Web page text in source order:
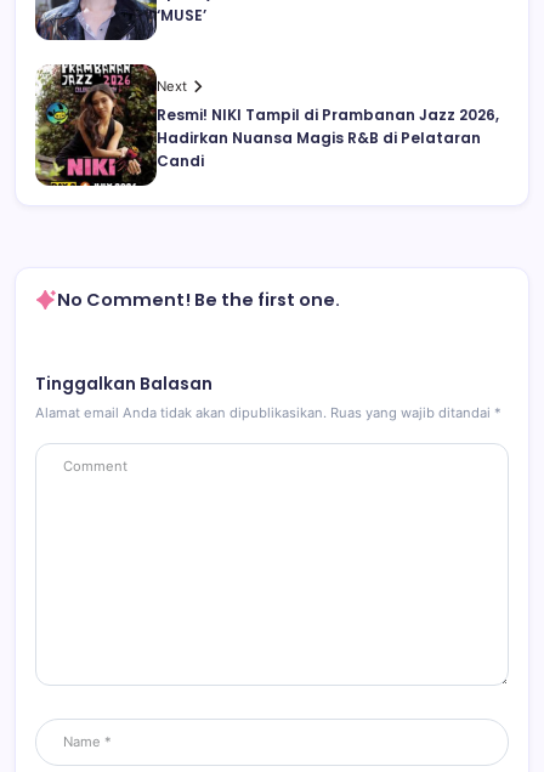
‘MUSE’
Next
Resmi! NIKI Tampil di Prambanan Jazz 2026,
Hadirkan Nuansa Magis R&B di Pelataran
Candi
No Comment! Be the first one.
Tinggalkan Balasan
Alamat email Anda tidak akan dipublikasikan. Ruas yang wajib ditandai *